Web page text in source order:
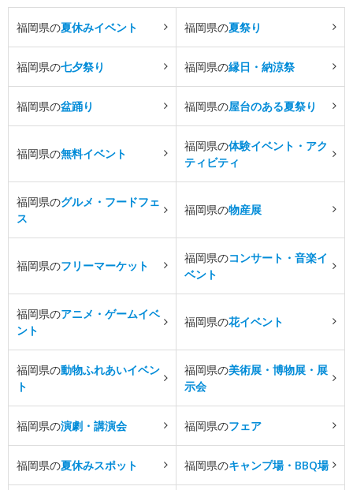
福岡県の夏休みイベント 福岡県の夏祭り
福岡県の七夕祭り 福岡県の縁日・納涼祭
福岡県の盆踊り 福岡県の屋台のある夏祭り
福岡県の無料イベント
福岡県の体験イベント・アク
ティビティ
福岡県のグルメ・フードフェ
ス
福岡県の物産展
福岡県のフリーマーケット
福岡県のコンサート・音楽イ
ベント
福岡県のアニメ・ゲームイベ
ント
福岡県の花イベント
福岡県の動物ふれあいイベン
ト
福岡県の美術展・博物展・展
示会
福岡県の演劇・講演会 福岡県のフェア
福岡県の夏休みスポット 福岡県のキャンプ場・BBQ場